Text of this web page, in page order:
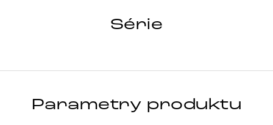
Série
Parametry produktu